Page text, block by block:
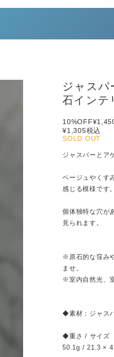
ジャスパ
石インテ
10%OFF
¥1,305税込
SOLD OUT
ジャスパーとア
ベージュやくす
感じる模様です。
個体独特な穴が
見られます。
※原石的な窪み
ませ。
※室内自然光、
◆素材：ジャス
◆重さ / サイズ
50.1g / 21.3 ×